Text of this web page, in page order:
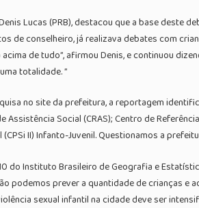
Lucas (PRB), destacou que a base deste
de conselheiro, já realizava debates com
de tudo”, afirmou Denis, e continuou
totalidade. ”
no site da prefeitura, a reportagem
Assistência Social (CRAS); Centro de
II) Infanto-Juvenil. Questionamos a
do Instituto Brasileiro de Geografia e
podemos prever a quantidade de crianças e
sexual infantil na cidade deve ser